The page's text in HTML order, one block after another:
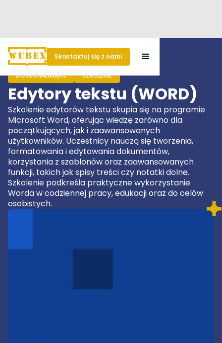
Skontaktuj się z nami
DOSKONALAJĄCE SZKOLENIE
Edytory tekstu (WORD)
Szkolenie edytorów tekstu skupia się na programie
Microsoft Word, oferując wiedzę zarówno dla
początkujących, jak i zaawansowanych
użytkowników. Uczestnicy nauczą się tworzenia,
formatowania i edytowania dokumentów,
korzystania z szablonów oraz zaawansowanych
funkcji, takich jak spisy treści czy notatki dolne.
Szkolenie podkreśla praktyczne wykorzystanie
Worda w codziennej pracy, edukacji oraz do celów
osobistych.